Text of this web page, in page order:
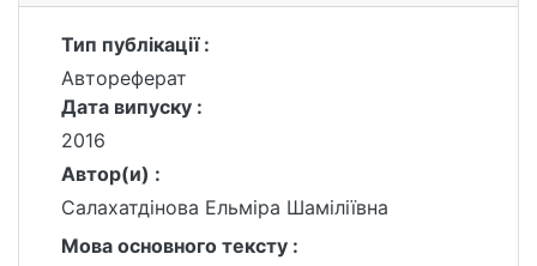
Тип публікації :
Автореферат
Дата випуску :
2016
Автор(и) :
Салахатдінова Ельміра Шаміліївна
Мова основного тексту :